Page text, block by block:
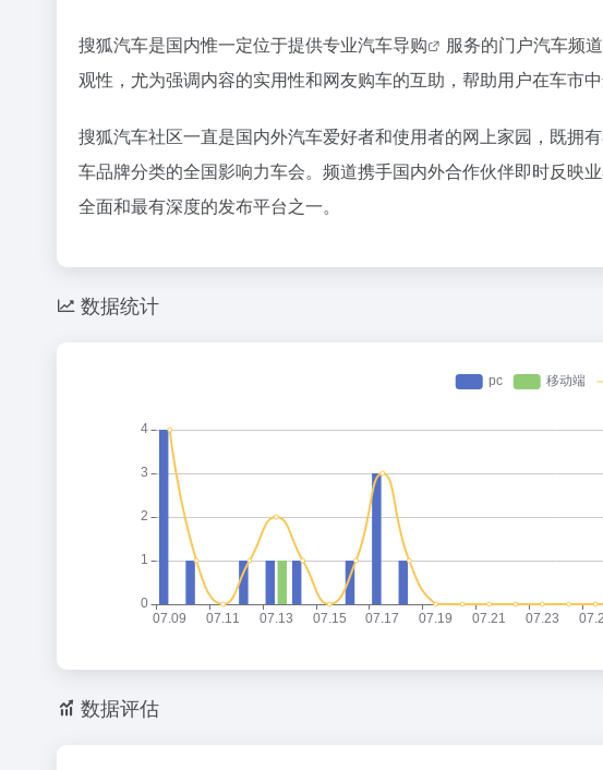
搜狐汽车是国内惟一定位于提供专业汽车导购
服务的门户汽车频
观性，尤为强调内容的实用性和网友购车的互助，帮助用户在车市
搜狐汽车社区一直是国内外汽车爱好者和使用者的网上家园，既拥
车品牌分类的全国影响力车会。频道携手国内外合作伙伴即时反映
全面和最有深度的发布平台之一。
数据统计
数据评估
36氪
4 星巴克卖身、库迪踩刹车，只有瑞幸不敢停
DeepSeek也扛不住了？API降价后又将大幅涨价
谷歌最重要的人，离职去做的“Loop”有多重要？
23岁OpenAI天才少女，也走了
百度热搜
6 多地要求领导干部带
9 大降价！西瓜鸭梨